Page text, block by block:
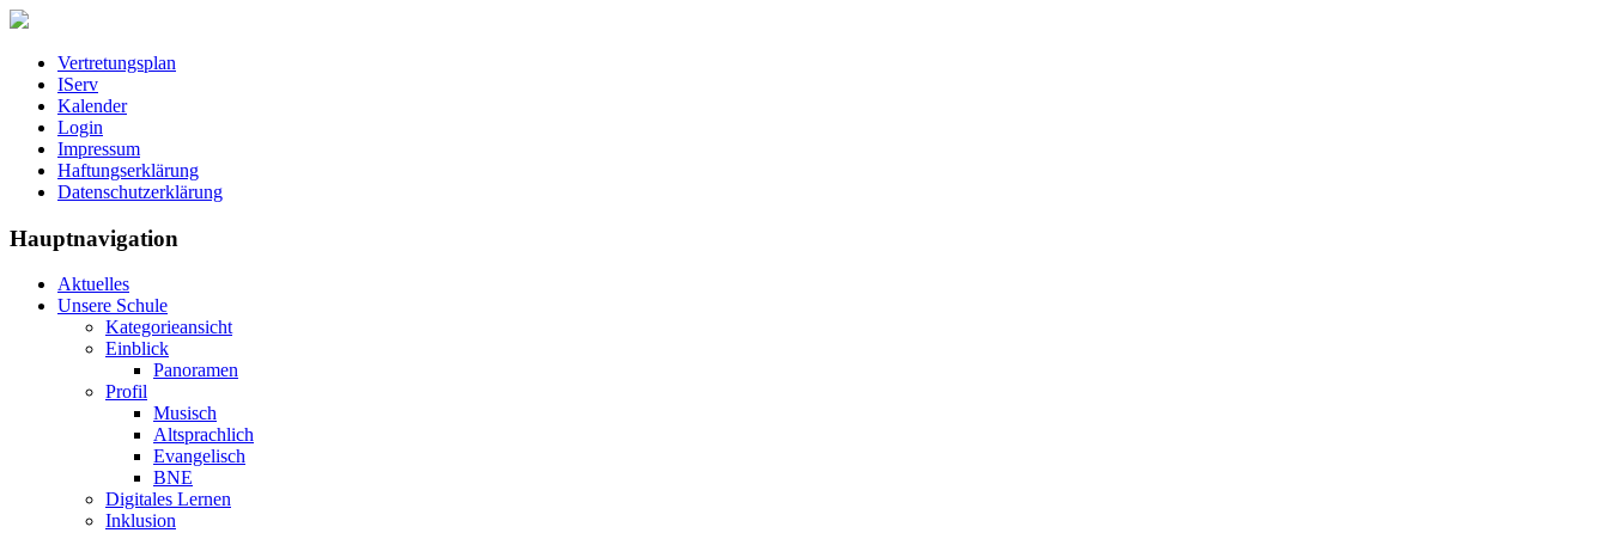
Vertretungsplan
IServ
Kalender
Login
Impressum
Haftungserklärung
Datenschutzerklärung
Hauptnavigation
Aktuelles
Unsere Schule
Kategorieansicht
Einblick
Panoramen
Profil
Musisch
Altsprachlich
Evangelisch
BNE
Digitales Lernen
Inklusion